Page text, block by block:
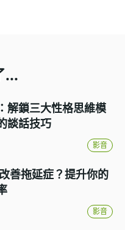
...
解鎖三大性格思維模
談話技巧
影音
善拖延症？提升你的
影音